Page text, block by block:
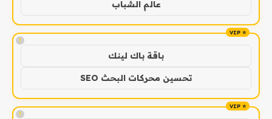
عالم الشباب
!
باقة باك لينك
تحسين محركات البحث SEO
!